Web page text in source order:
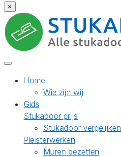
×
Home
Wie zijn wij
Gids
Stukadoor prijs
Stukadoor vergelijken
Pleisterwerken
Muren bezetten